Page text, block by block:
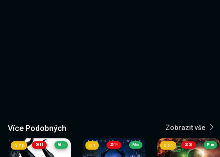
Více Podobných Zobrazit vše
2019
7.3 Film 2014
7 Film 2020
6.1 Film